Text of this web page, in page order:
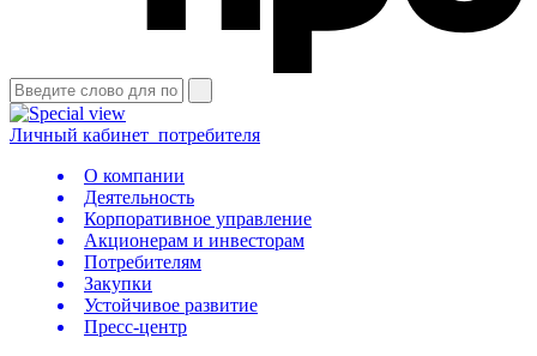
Личный кабинет потребителя
О компании
Деятельность
Корпоративное управление
Акционерам и инвесторам
Потребителям
Закупки
Устойчивое развитие
Пресс-центр